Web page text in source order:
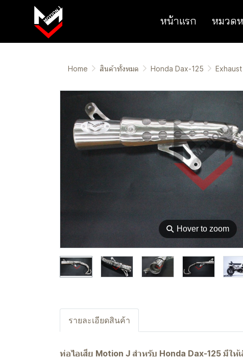
หน้าแรก หมวด
Home สินค้าทั้งหมด Honda Dax-125 Exhaust
⚲ Hover to zoom
รายละเอียดสินค้า
ท่อไอเสีย Motion J สำหรับ Honda Dax-125 มี